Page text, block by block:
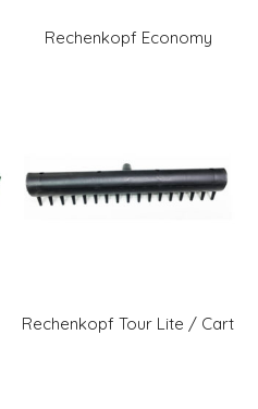
Rechenkopf Economy
Rechenkopf Tour Lite / Cart